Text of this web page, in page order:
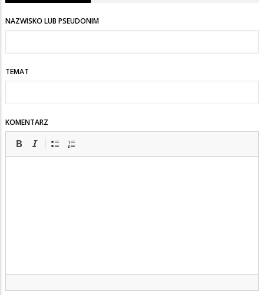
NAZWISKO LUB PSEUDONIM
TEMAT
KOMENTARZ